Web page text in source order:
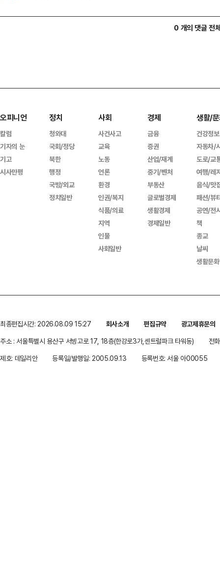
0 개의 댓글 전
오피니언
칼럼
기자의 눈
기고
시사만평
정치
청와대
국회/정당
북한
행정
국방/외교
정치일반
사회
사건사고
교육
노동
언론
환경
인권/복지
식품/의료
지역
인물
사회일반
경제
금융
증권
산업/재계
중기/벤처
부동산
글로벌경제
생활경제
경제일반
생활/
건강정보
자동차/
도로/교
여행/레
음식/맛
패션/뷰
공연/전
책
종교
날씨
생활문
최종편집시간: 2026.08.09 15:27 회사소개 편집규약
광고제휴문의
주소 : 서울특별시 용산구 서빙고로 17, 18층(한강로3가,센트럴파크 타워동)
전
제호: 데일리안
등록일/발행일: 2005.09.13 등록번호: 서울 아00055